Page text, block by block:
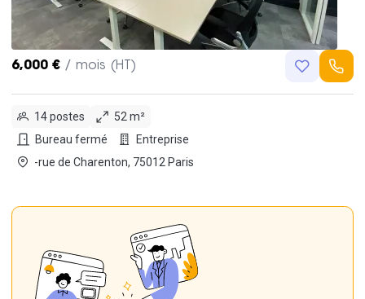
6,000 € / mois (HT)
14 postes
52 m²
Bureau fermé
Entreprise
-rue de Charenton, 75012 Paris